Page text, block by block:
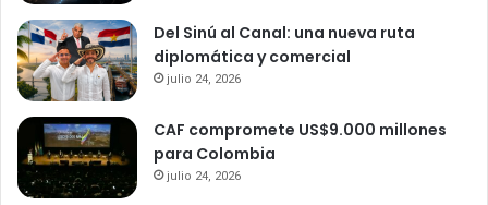
Del Sinú al Canal: una nueva ruta
diplomática y comercial
julio 24, 2026
CAF compromete US$9.000 millones
para Colombia
julio 24, 2026